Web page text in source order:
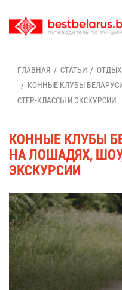
ГЛАВ­НАЯ СТА­ТЬИ
КОН­НЫЕ КЛУ­БЫ
СТЕР-КЛАС­СЫ И ЭКС­КУР­СИИ
КОН­НЫЕ КЛУ­БЫ
НА ЛО­ША­ДЯХ,
ЭКС­КУР­СИИ